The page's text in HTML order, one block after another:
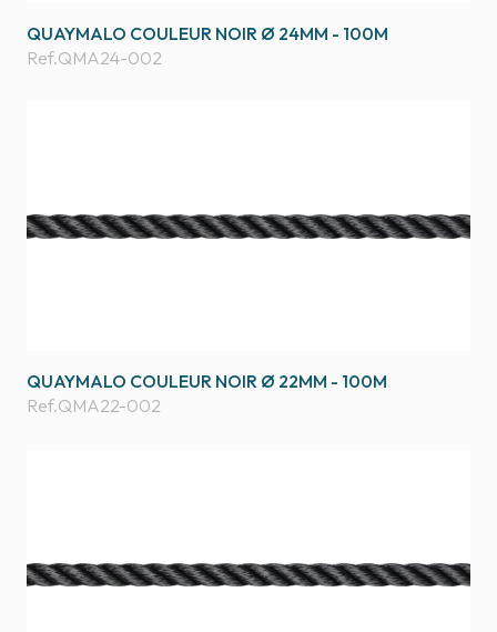
QUAYMALO COULEUR NOIR Ø 24MM - 100M
Ref.QMA24-002
QUAYMALO COULEUR NOIR Ø 22MM - 100M
Ref.QMA22-002